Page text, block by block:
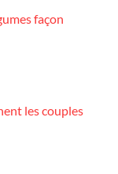
façon
les couples